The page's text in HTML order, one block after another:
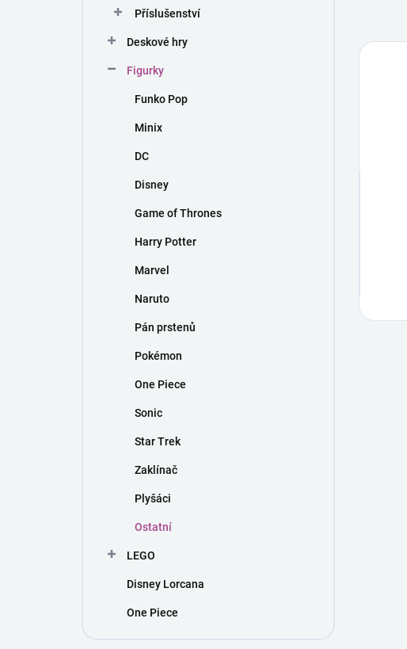
Příslušenství
Deskové hry
Figurky
Funko Pop
Minix
DC
Disney
Game of Thrones
Harry Potter
Marvel
Naruto
Pán prstenů
Pokémon
One Piece
Sonic
Star Trek
Zaklínač
Plyšáci
Ostatní
LEGO
Disney Lorcana
One Piece